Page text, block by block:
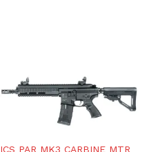
ICS PAR MK3 CARBINE MTR